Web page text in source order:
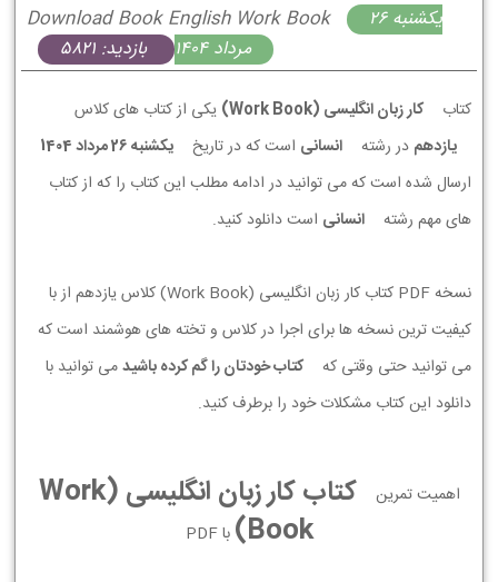
Download Book English Work Book
يكشنبه 26
مرداد 1404
بازدید: 5821
کتاب کار زبان انگلیسی (Work Book)
یکی از کتاب های کلاس
یازدهم در رشته انسانی است که در تاریخ
يكشنبه 26 مرداد 1404
ارسال شده است که می توانید در ادامه مطلب این کتاب را که از کتاب
های مهم رشته
انسانی است دانلود کنید.
نسخه PDF کتاب کار زبان انگلیسی (Work Book) کلاس یازدهم از با
کیفیت ترین نسخه ها برای اجرا در کلاس و تخته های هوشمند است که
می توانید حتی وقتی که
کتاب خودتان را گم کرده باشیدمی توانید با
دانلود این کتاب مشکلات خود را برطرف کنید.
اهمیت تمرین
کتاب کار زبان انگلیسی (Work
Book)
با PDF